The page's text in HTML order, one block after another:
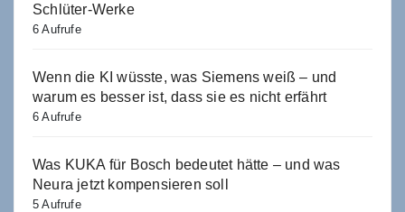
Schlüter-Werke
6 Aufrufe
Wenn die KI wüsste, was Siemens weiß – und
warum es besser ist, dass sie es nicht erfährt
6 Aufrufe
Was KUKA für Bosch bedeutet hätte – und was
Neura jetzt kompensieren soll
5 Aufrufe